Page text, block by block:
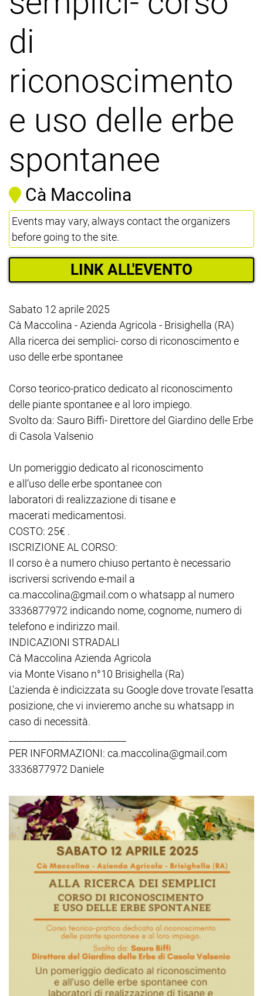
di
riconoscimento
e uso delle erbe
spontanee
Cà Maccolina
Events may vary, always contact the organizers
before going to the site.
LINK ALL'EVENTO
Sabato 12 aprile 2025
Cà Maccolina - Azienda Agricola - Brisighella (RA)
Alla ricerca dei semplici- corso di riconoscimento e
uso delle erbe spontanee
Corso teorico-pratico dedicato al riconoscimento
delle piante spontanee e al loro impiego.
Svolto da: Sauro Biffi- Direttore del Giardino delle Erbe
di Casola Valsenio
Un pomeriggio dedicato al riconoscimento
e all’uso delle erbe spontanee con
laboratori di realizzazione di tisane e
macerati medicamentosi.
COSTO: 25€ .
ISCRIZIONE AL CORSO:
Il corso è a numero chiuso pertanto è necessario
iscriversi scrivendo e-mail a
ca.maccolina@gmail.com o whatsapp al numero
3336877972 indicando nome, cognome, numero di
telefono e indirizzo mail.
INDICAZIONI STRADALI
Cà Maccolina Azienda Agricola
via Monte Visano n°10 Brisighella (Ra)
L'azienda è indicizzata su Google dove trovate l'esatta
posizione, che vi invieremo anche su whatsapp in
caso di necessità.
PER INFORMAZIONI: ca.maccolina@gmail.com
3336877972 Daniele